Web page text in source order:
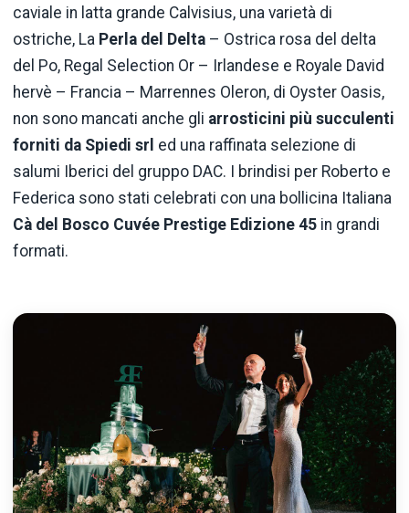
caviale in latta grande Calvisius, una varietà di
ostriche, La Perla del Delta – Ostrica rosa del delta
del Po, Regal Selection Or – Irlandese e Royale David
hervè – Francia – Marrennes Oleron, di Oyster Oasis,
non sono mancati anche gli arrosticini più succulenti
forniti da Spiedi srl ed una raffinata selezione di
salumi Iberici del gruppo DAC. I brindisi per Roberto e
Federica sono stati celebrati con una bollicina Italiana
Cà del Bosco Cuvée Prestige Edizione 45 in grandi
formati.